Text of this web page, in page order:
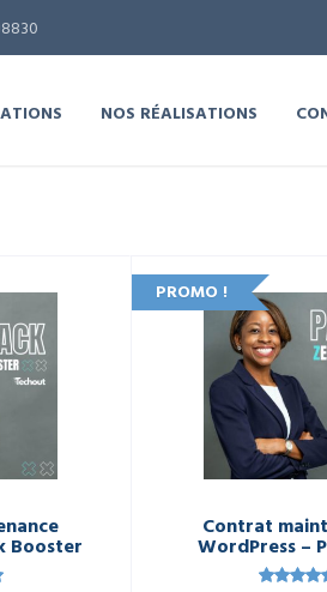
NOS RÉALISATIONS
Booster
PROMO !
Contrat
WordPress –